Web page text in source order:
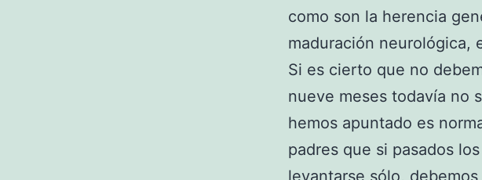
como son la herencia
maduración neurológica,
Si es cierto que no
nueve meses todavía no
hemos apuntado es
padres que si pasados
levantarse sólo,